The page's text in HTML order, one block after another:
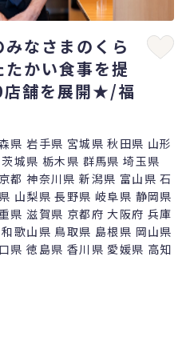
みなさまのくら
かい食事を提
舗を展開★/福
県 岩手県 宮城県 秋田県 山形
城県 栃木県 群馬県 埼玉県
都 神奈川県 新潟県 富山県 石
山梨県 長野県 岐阜県 静岡県
県 滋賀県 京都府 大阪府 兵庫
歌山県 鳥取県 島根県 岡山県
県 徳島県 香川県 愛媛県 高知